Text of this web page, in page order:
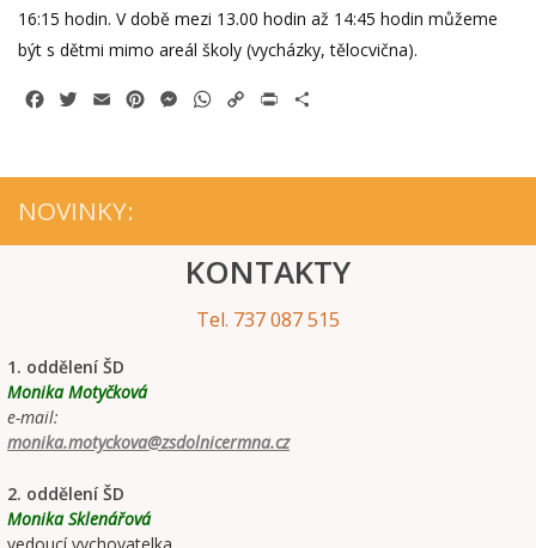
16:15 hodin. V době mezi 13.00 hodin až 14:45 hodin můžeme
být s dětmi mimo areál školy (vycházky, tělocvična).
FacebookTwitterEmail PinterestMessenger
WhatsApp
Copy
Print
NOVINKY:
KONTAKTY
Tel. 737 087 515
1. oddělení ŠD
Monika Motyčková
e-mail:
monika.motyckova@zsdolnicermna.cz
2. oddělení ŠD
Monika Sklenářová